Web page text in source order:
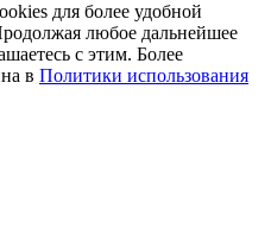
для более удобной
любое дальнейшее
с этим. Более
в Политики использования